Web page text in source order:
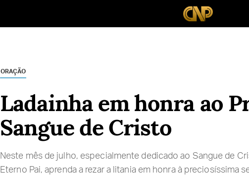
ORAÇÃO
Ladainha em honra ao
Sangue de Cristo
Neste mês de julho, especialmente dedicado ao Sangue de
Eterno Pai, aprenda a rezar a litania em honra à preciosíssima